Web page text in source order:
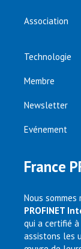
Association
Technologie
Membre
Newsletter
Evénement
France
Nous sommes
PROFINET
qui a certifié à
assistons les